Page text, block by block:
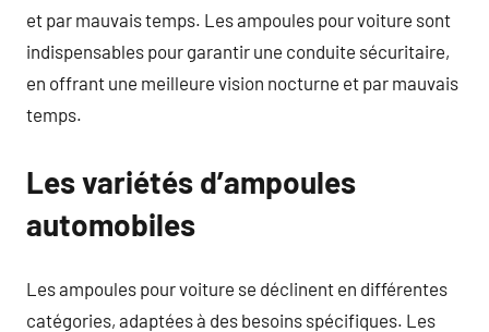
et par mauvais temps. Les ampoules pour voiture sont
indispensables pour garantir une conduite sécuritaire,
en offrant une meilleure vision nocturne et par mauvais
temps.
Les variétés d’ampoules
automobiles
Les ampoules pour voiture se déclinent en différentes
catégories, adaptées à des besoins spécifiques. Les